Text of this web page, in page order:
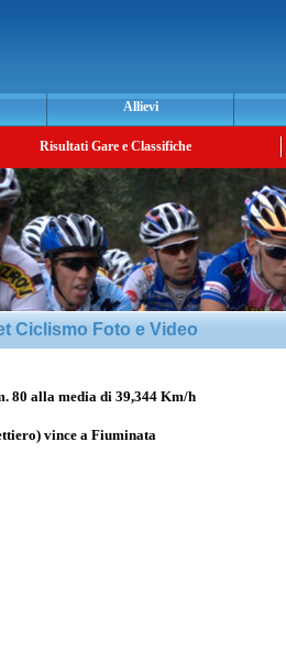
Allievi
Risultati Gare e Classifiche
Ciclismo Foto e Video
80 alla media di 39,344 Km/h
vince a Fiuminata